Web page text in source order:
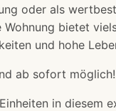
oder als
Wohnung bietet
und hohe
ab sofort möglich!
in diesem